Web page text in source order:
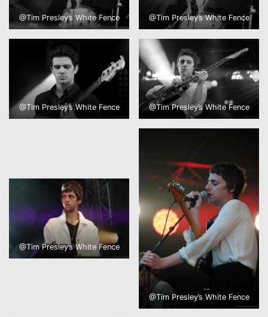
@Tim Presley’s White Fence @Tim Presley’s White Fence
@Tim Presley’s White Fence @Tim Presley’s White Fence
@Tim Presley’s White Fence
@Tim Presley’s White Fence